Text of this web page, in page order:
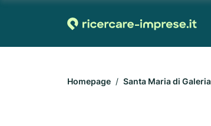
Homepage Santa Maria di Galeria